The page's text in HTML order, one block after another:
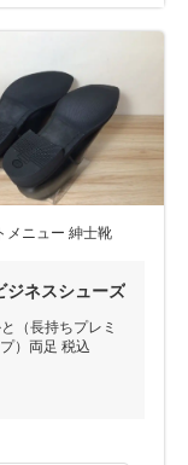
メニュー 紳士靴
ジネスシューズ
（長持ちプレミ
）両足 税込